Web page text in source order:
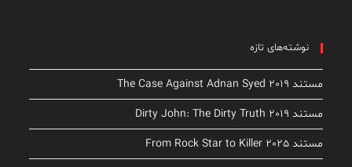
نوشته‌های تازه
مستند The Case Against Adnan Syed 2019
مستند Dirty John: The Dirty Truth 2019
مستند From Rock Star to Killer 2025